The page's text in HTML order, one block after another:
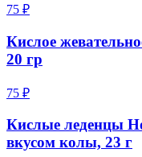
75 ₽
Кислое
20 гр
75 ₽
Кислые леденцы
вкусом колы, 23 г